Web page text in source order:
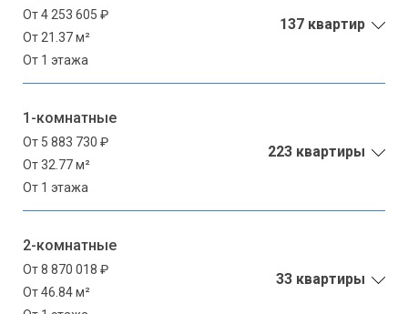
От 4 253 605 ₽
От 21.37 м²
От 1 этажа
137 квартир
1-комнатные
От 5 883 730 ₽
От 32.77 м²
От 1 этажа
223 квартиры
2-комнатные
От 8 870 018 ₽
От 46.84 м²
33 квартиры